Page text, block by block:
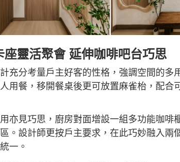
座靈活聚會 延伸咖啡吧台巧思
充分考量戶主好客的性格，強調空間的
用餐，移開餐桌後更可放置麻雀枱，配合
亦見巧思，廚房對面增設一組多功能咖
。設計師更按戶主要求，在此巧妙融入兩
一。